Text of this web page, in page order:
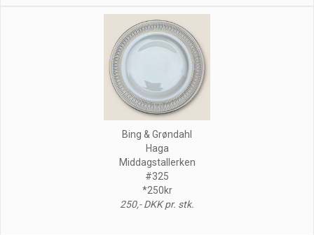
Bing & Grøndahl
Haga
Middagstallerken
#325
*250kr
250,- DKK pr. stk.